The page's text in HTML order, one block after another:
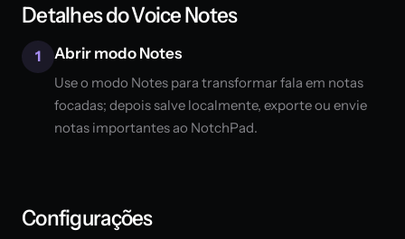
Detalhes do Voice Notes
1 Abrir modo Notes
Use o modo Notes para transformar fala em notas
focadas; depois salve localmente, exporte ou envie
notas importantes ao NotchPad.
Configurações